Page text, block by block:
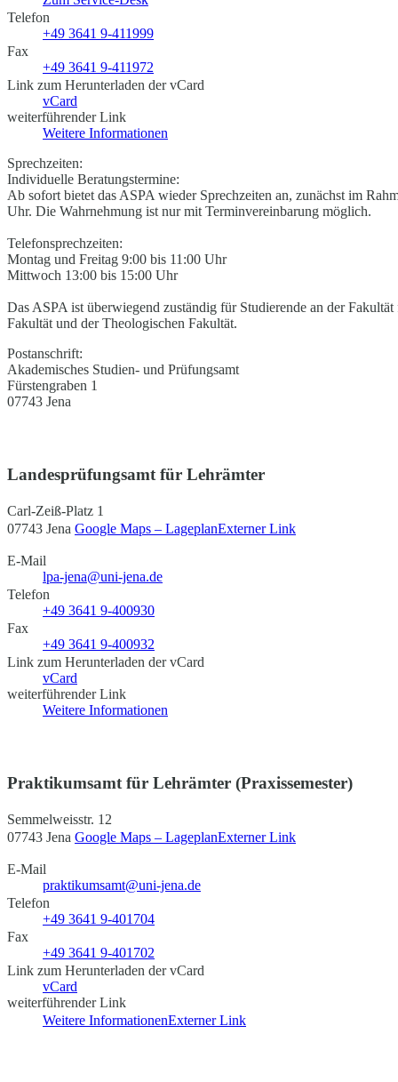
Telefon
+49 3641 9-411999
Fax
+49 3641 9-411972
Link zum Herunterladen der vCard
vCard
weiterführender Link
Weitere Informationen
Sprechzeiten:
Individuelle Beratungstermine:
Ab sofort bietet das ASPA wieder Sprechzeiten an, zunächst im
Uhr. Die Wahrnehmung ist nur mit Terminvereinbarung möglich.
Telefonsprechzeiten:
Montag und Freitag 9:00 bis 11:00 Uhr
Mittwoch 13:00 bis 15:00 Uhr
Das ASPA ist überwiegend zuständig für Studierende an der
Fakultät und der Theologischen Fakultät.
Postanschrift:
Akademisches Studien- und Prüfungsamt
Fürstengraben 1
07743 Jena
Landesprüfungsamt für Lehrämter
Carl-Zeiß-Platz 1
07743 Jena Google Maps – LageplanExterner Link
E-Mail
lpa-jena@uni-jena.de
Telefon
+49 3641 9-400930
Fax
+49 3641 9-400932
Link zum Herunterladen der vCard
vCard
weiterführender Link
Weitere Informationen
Praktikumsamt für Lehrämter (Praxissemester)
Semmelweisstr. 12
07743 Jena Google Maps – LageplanExterner Link
E-Mail
praktikumsamt@uni-jena.de
Telefon
+49 3641 9-401704
Fax
+49 3641 9-401702
Link zum Herunterladen der vCard
vCard
weiterführender Link
Weitere InformationenExterner Link